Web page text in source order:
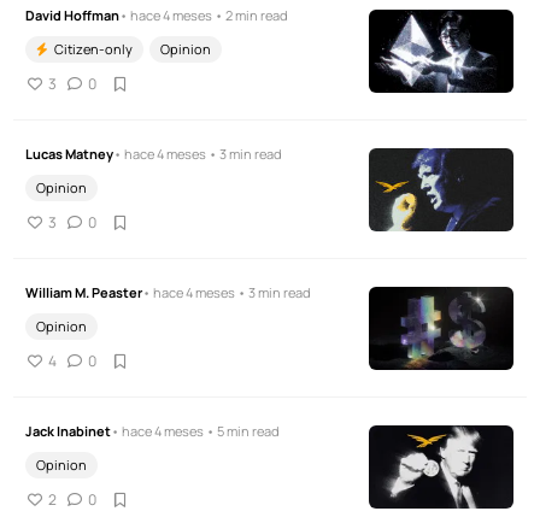
David Hoffman• hace 4 meses • 2 min read
Citizen-only
Opinion
3 0
Lucas Matney• hace 4 meses • 3 min read
Opinion
3 0
William M. Peaster• hace 4 meses • 3 min read
Opinion
4 0
Jack Inabinet• hace 4 meses • 5 min read
Opinion
2 0